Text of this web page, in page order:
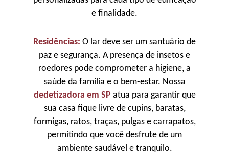
e finalidade.
Residências: O lar deve ser um santuário de
paz e segurança. A presença de insetos e
roedores pode comprometer a higiene, a
saúde da família e o bem-estar. Nossa
dedetizadora em SP atua para garantir que
sua casa fique livre de cupins, baratas,
formigas, ratos, traças, pulgas e carrapatos,
permitindo que você desfrute de um
ambiente saudável e tranquilo.